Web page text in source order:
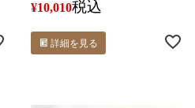
¥10,010税込
詳細を見る